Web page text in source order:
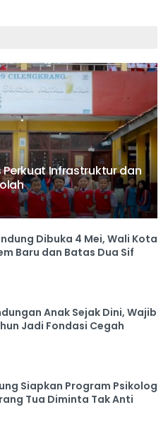
Infrastruktur dan
Dibuka 4 Mei, Wali Kota
Baru dan Batas Dua Sif
Anak Sejak Dini, Wajib
Jadi Fondasi Cegah
Siapkan Program Psikolog
Tua Diminta Tak Anti